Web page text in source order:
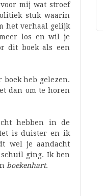
mij wat stroef
stuk waarin
het verhaal gelijk
los en wil je
dit boek als een
heb gelezen.
dan om te horen
hebben in de
is duister en ik
wel je aandacht
ging. Ik ben
boekenhart.